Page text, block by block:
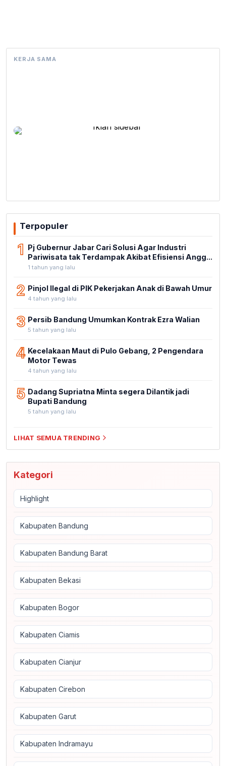
KERJA SAMA
Terpopuler
1 Pj Gubernur Jabar Cari Solusi Agar Industri
Pariwisata tak Terdampak Akibat Efisiensi Angg...
1 tahun yang lalu
2 Pinjol Ilegal di PIK Pekerjakan Anak di Bawah Umur
4 tahun yang lalu
3 Persib Bandung Umumkan Kontrak Ezra Walian
5 tahun yang lalu
4 Kecelakaan Maut di Pulo Gebang, 2 Pengendara
Motor Tewas
4 tahun yang lalu
5 Dadang Supriatna Minta segera Dilantik jadi
Bupati Bandung
5 tahun yang lalu
LIHAT SEMUA TRENDING
Kategori
Highlight
Kabupaten Bandung
Kabupaten Bandung Barat
Kabupaten Bekasi
Kabupaten Bogor
Kabupaten Ciamis
Kabupaten Cianjur
Kabupaten Cirebon
Kabupaten Garut
Kabupaten Indramayu